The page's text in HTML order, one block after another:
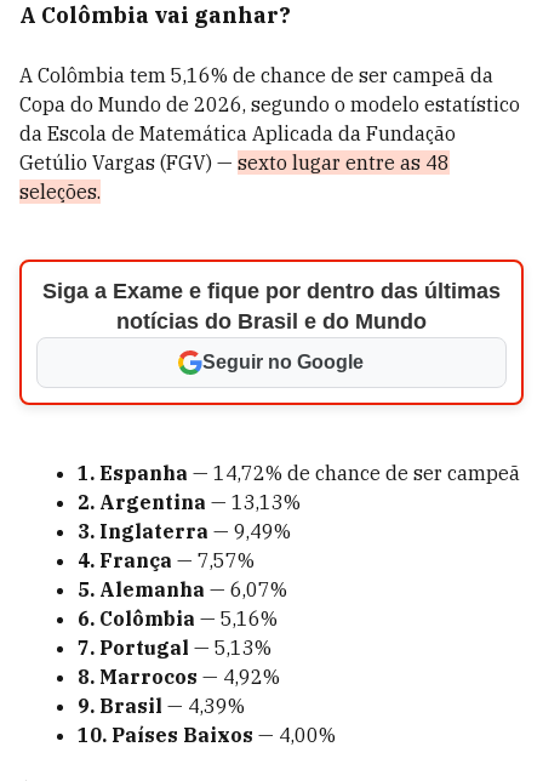
A Colômbia vai ganhar?
A Colômbia tem 5,16% de chance de ser campeã da
Copa do Mundo de 2026, segundo o modelo estatístico
da Escola de Matemática Aplicada da Fundação
Getúlio Vargas (FGV) — sexto lugar entre as 48
seleções.
Siga a Exame e fique por dentro das últimas
notícias do Brasil e do Mundo
Seguir no Google
1. Espanha — 14,72% de chance de ser campeã
2. Argentina — 13,13%
3. Inglaterra — 9,49%
4. França — 7,57%
5. Alemanha — 6,07%
6. Colômbia — 5,16%
7. Portugal — 5,13%
8. Marrocos — 4,92%
9. Brasil — 4,39%
10. Países Baixos — 4,00%